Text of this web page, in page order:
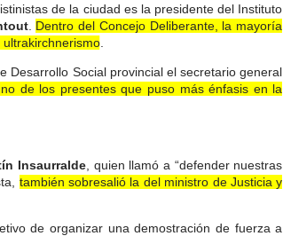
de la ciudad es la presidente del Instituto
. Dentro del Concejo Deliberante, la mayoría
Desarrollo Social provincial el secretario general
de los presentes que puso más énfasis en la
Insaurralde , quien llamó a “defender nuestras
también sobresalió la del ministro de Justicia y
de organizar una demostración de fuerza a